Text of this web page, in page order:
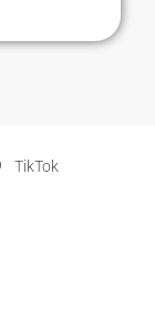
TikTok